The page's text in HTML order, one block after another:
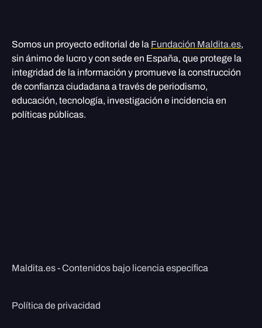
Somos un proyecto editorial de la Fundación Maldita.es,
sin ánimo de lucro y con sede en España, que protege la
integridad de la información y promueve la construcción
de confianza ciudadana a través de periodismo,
educación, tecnología, investigación e incidencia en
políticas públicas.
Maldita.es - Contenidos bajo licencia específica
Política de privacidad